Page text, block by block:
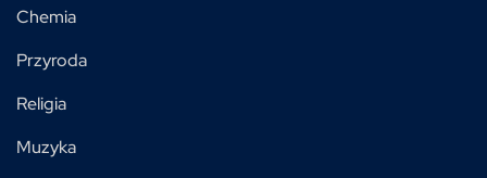
Chemia
Przyroda
Religia
Muzyka